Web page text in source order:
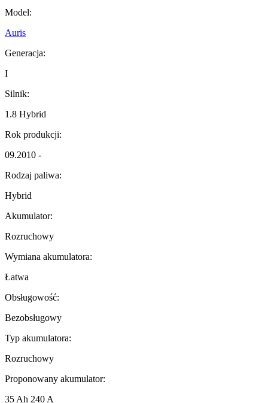
Model:
Auris
Generacja:
I
Silnik:
1.8 Hybrid
Rok produkcji:
09.2010 -
Rodzaj paliwa:
Hybrid
Akumulator:
Rozruchowy
Wymiana akumulatora:
Łatwa
Obsługowość:
Bezobsługowy
Typ akumulatora:
Rozruchowy
Proponowany akumulator:
35 Ah 240 A